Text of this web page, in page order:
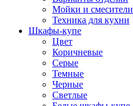
Мойки и смесители
Техника для кухни
Шкафы-купе
Цвет
Коричневые
Серые
Темные
Черные
Светлые